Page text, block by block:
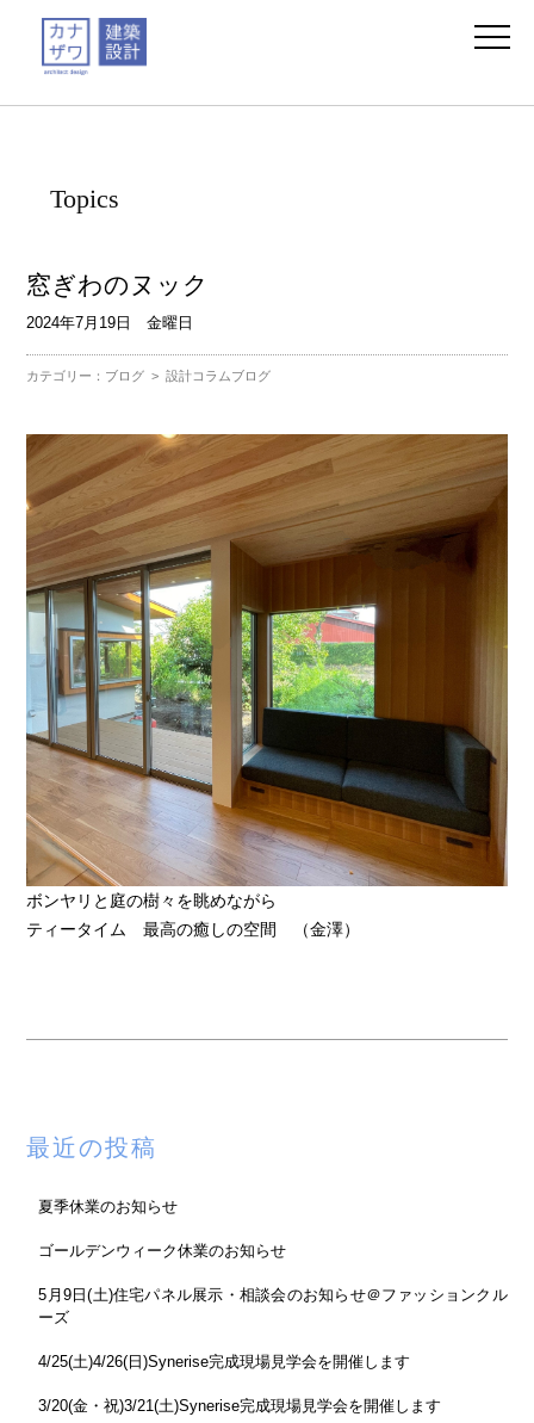
Topics
窓ぎわのヌック
2024年7月19日 金曜日
カテゴリー： ブログ >設計コラムブログ
ボンヤリと庭の樹々を眺めながら
ティータイム 最高の癒しの空間 （金澤）
最近の投稿
夏季休業のお知らせ
ゴールデンウィーク休業のお知らせ
5月9日(土)住宅パネル展示・相談会のお知らせ＠ファッションクル
ーズ
4/25(土)4/26(日)Synerise完成現場見学会を開催します
3/20(金・祝)3/21(土)Synerise完成現場見学会を開催します